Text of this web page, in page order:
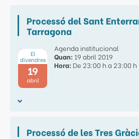
Processó del Sant
Tarragona
El
divendres
19
abril
Agenda institucional
Quan: 19 abril 2019
Hora: De 23:00 h a 23:00 h
Processó de les Tres